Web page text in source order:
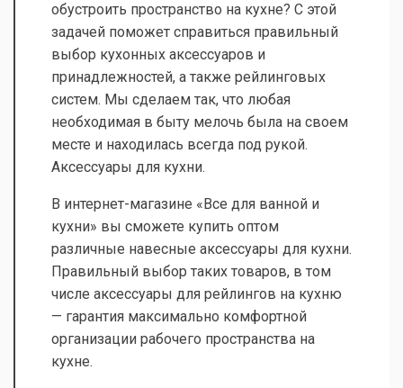
обустроить пространство на кухне? С этой
задачей поможет справиться правильный
выбор кухонных аксессуаров и
принадлежностей, а также рейлинговых
систем. Мы сделаем так, что любая
необходимая в быту мелочь была на своем
месте и находилась всегда под рукой.
Аксессуары для кухни.
В интернет-магазине «Все для ванной и
кухни» вы сможете купить оптом
различные навесные аксессуары для кухни.
Правильный выбор таких товаров, в том
числе аксессуары для рейлингов на кухню
— гарантия максимально комфортной
организации рабочего пространства на
кухне.